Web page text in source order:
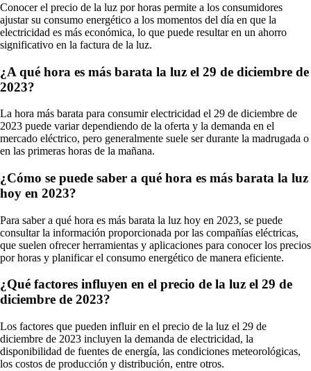
Conocer el precio de la luz por horas permite a los consumidores
ajustar su consumo energético a los momentos del día en que la
electricidad es más económica, lo que puede resultar en un ahorro
significativo en la factura de la luz.
¿A qué hora es más barata la luz el 29 de diciembre de
2023?
La hora más barata para consumir electricidad el 29 de diciembre de
2023 puede variar dependiendo de la oferta y la demanda en el
mercado eléctrico, pero generalmente suele ser durante la madrugada o
en las primeras horas de la mañana.
¿Cómo se puede saber a qué hora es más barata la luz
hoy en 2023?
Para saber a qué hora es más barata la luz hoy en 2023, se puede
consultar la información proporcionada por las compañías eléctricas,
que suelen ofrecer herramientas y aplicaciones para conocer los precios
por horas y planificar el consumo energético de manera eficiente.
¿Qué factores influyen en el precio de la luz el 29 de
diciembre de 2023?
Los factores que pueden influir en el precio de la luz el 29 de
diciembre de 2023 incluyen la demanda de electricidad, la
disponibilidad de fuentes de energía, las condiciones meteorológicas,
los costos de producción y distribución, entre otros.